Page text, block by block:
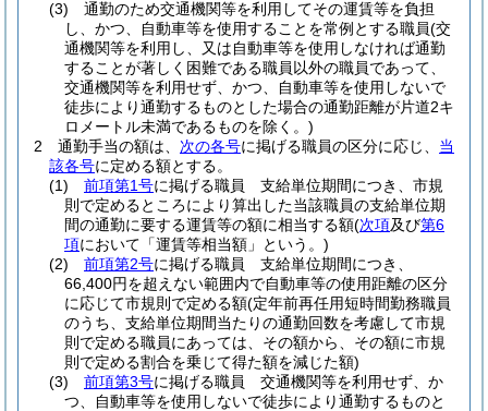
(3)
通勤のため交通機関等を利用してその運賃等を負担
し、かつ、自動車等を使用することを常例とする職員(交
通機関等を利用し、又は自動車等を使用しなければ通勤
することが著しく困難である職員以外の職員であって、
交通機関等を利用せず、かつ、自動車等を使用しないで
徒歩により通勤するものとした場合の通勤距離が片道2キ
ロメートル未満であるものを除く。)
2
通勤手当の額は、 次の各号に掲げる職員の区分に応じ、 当
該各号に定める額とする。
(1)
前項第1号に掲げる職員 支給単位期間につき、市規
則で定めるところにより算出した当該職員の支給単位期
間の通勤に要する運賃等の額に相当する額(次項及び第6
項において「運賃等相当額」という。)
(2)
前項第2号に掲げる職員 支給単位期間につき、
66,400円を超えない範囲内で自動車等の使用距離の区分
に応じて市規則で定める額(定年前再任用短時間勤務職員
のうち、支給単位期間当たりの通勤回数を考慮して市規
則で定める職員にあっては、その額から、その額に市規
則で定める割合を乗じて得た額を減じた額)
(3)
前項第3号に掲げる職員 交通機関等を利用せず、か
つ、自動車等を使用しないで徒歩により通勤するものと